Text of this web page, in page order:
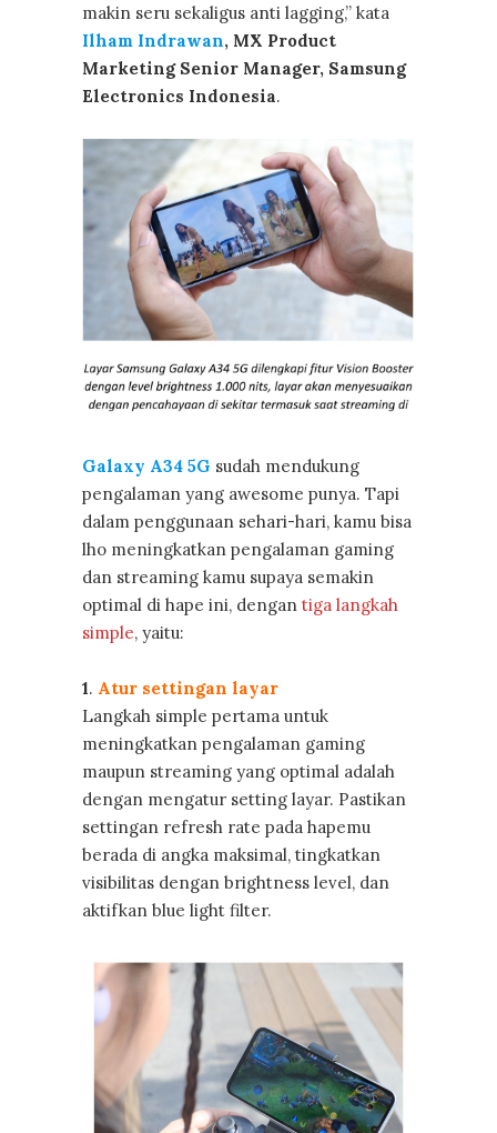
makin seru sekaligus anti lagging,” kata
Ilham Indrawan, MX Product
Marketing Senior Manager, Samsung
Electronics Indonesia.
Galaxy A34 5G sudah mendukung
pengalaman yang awesome punya. Tapi
dalam penggunaan sehari-hari, kamu bisa
lho meningkatkan pengalaman gaming
dan streaming kamu supaya semakin
optimal di hape ini, dengan tiga langkah
simple, yaitu:
1. Atur settingan layar
Langkah simple pertama untuk
meningkatkan pengalaman gaming
maupun streaming yang optimal adalah
dengan mengatur setting layar. Pastikan
settingan refresh rate pada hapemu
berada di angka maksimal, tingkatkan
visibilitas dengan brightness level, dan
aktifkan blue light filter.